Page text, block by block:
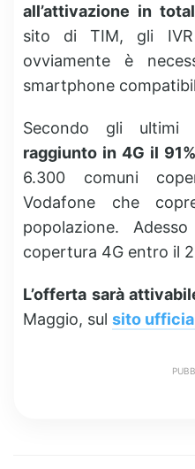
all’attivazione in
sito di TIM, gli IVR
ovviamente è
smartphone
Secondo gli
raggiunto in 4G il
6.300 comuni
Vodafone che
popolazione.
copertura 4G entro il
L’offerta sarà
Maggio, sul sito